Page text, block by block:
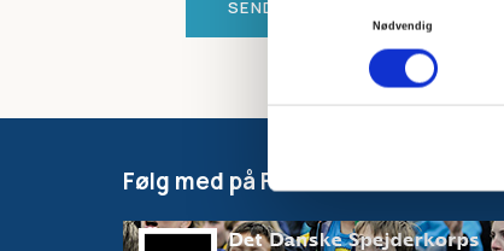
Samtykkevalg
Nødvendig
Følg med på Facebook